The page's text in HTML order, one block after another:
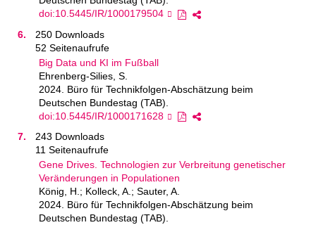
doi:10.5445/IR/1000179504
250 Downloads
52 Seitenaufrufe
Big Data und KI im Fußball
Ehrenberg-Silies, S.
2024. Büro für Technikfolgen-Abschätzung beim
Deutschen Bundestag (TAB).
doi:10.5445/IR/1000171628
243 Downloads
11 Seitenaufrufe
Gene Drives. Technologien zur Verbreitung genetischer
Veränderungen in Populationen
König, H.; Kolleck, A.; Sauter, A.
2024. Büro für Technikfolgen-Abschätzung beim
Deutschen Bundestag (TAB).